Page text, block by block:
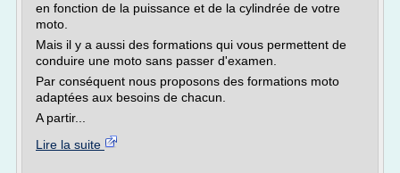
en fonction de la puissance et de la cylindrée de votre
moto.
Mais il y a aussi des formations qui vous permettent de
conduire une moto sans passer d'examen.
Par conséquent nous proposons des formations moto
adaptées aux besoins de chacun.
A partir...
Lire la suite